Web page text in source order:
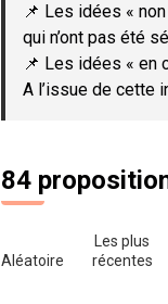
📌 Les idées «
qui n’ont pas été
📌 Les idées « en
A l’issue de cette
84
Aléatoire
Les plus
récentes